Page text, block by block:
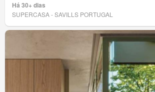
Há 30+ dias
SUPERCASA - SAVILLS PORTUGAL